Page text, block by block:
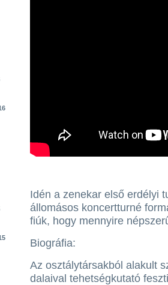
Idén a zenekar első erdélyi
állomásos koncertturné
fiúk, hogy mennyire
Biográfia:
Az osztálytársakból alakult
dalaival tehetségkutató